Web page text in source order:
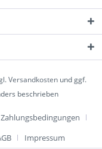
Versandkosten und ggf.
beschrieben
Impressum